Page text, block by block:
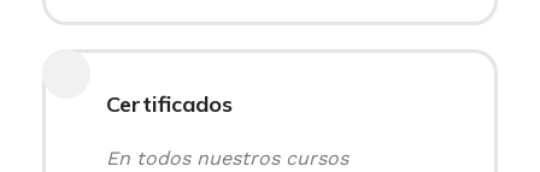
Certificados
En todos nuestros cursos